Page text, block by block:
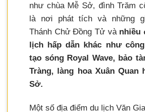
như chùa Mễ Sở, đình Trăm
là nơi phát tích và những
Thánh Chử Đồng Tử và nhiều
lịch hấp dẫn khác như
tạo sóng Royal Wave, bảo
Tràng, làng hoa Xuân Quan
Sở.
Một số địa điểm du lịch Văn